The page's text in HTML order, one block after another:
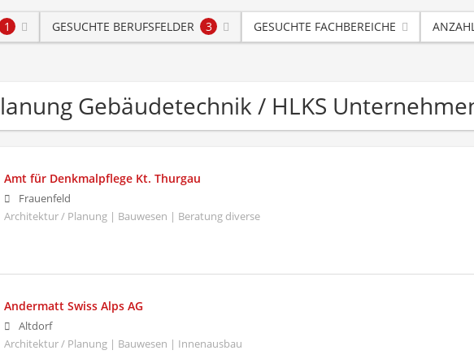
1 GESUCHTE BERUFSFELDER 3 GESUCHTE FACHBEREICHE
Gebäudetechnik / HLKS
Amt für Denkmalpflege Kt. Thurgau
Frauenfeld
Architektur / Planung | Bauwesen | Beratung diverse
Andermatt Swiss Alps AG
Altdorf
Architektur / Planung | Bauwesen | Innenausbau